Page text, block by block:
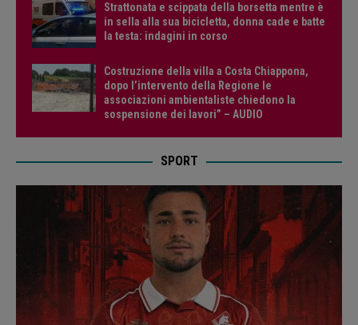
Strattonata e scippata della borsetta mentre è
in sella alla sua bicicletta, donna cade e batte
la testa: indagini in corso
Costruzione della villa a Costa Chiappona,
dopo l’intervento della Regione le
associazioni ambientaliste chiedono la
sospensione dei lavori” – AUDIO
SPORT